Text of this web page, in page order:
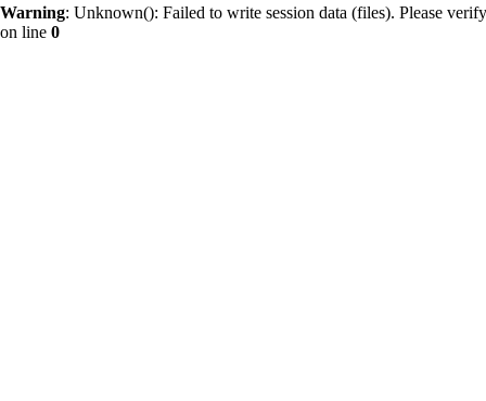
Warning: Unknown(): Failed to write session data (files). Please
on line 0